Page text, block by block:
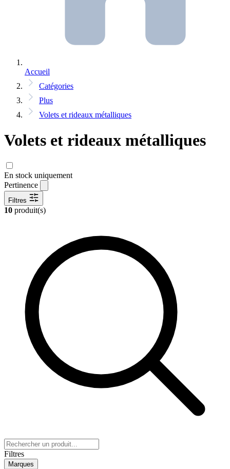
Accueil
Catégories
Plus
Volets et rideaux métalliques
Volets et rideaux métalliques
En stock uniquement
Pertinence
Filtres
10 produit(s)
Filtres
Marques